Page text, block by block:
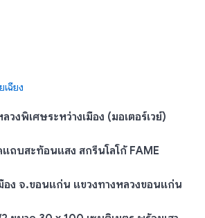
เฉียง
งพิเศษระหว่างเมือง (มอเตอร์เวย์)
บสะท้อนแสง สกรีนโลโก้ FAME
อง จ.ขอนแก่น แขวงทางหลวงขอนแก่น